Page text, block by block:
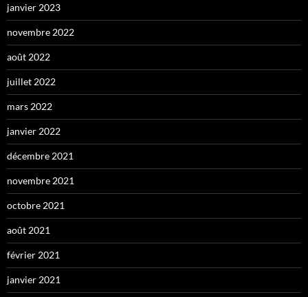
janvier 2023
novembre 2022
août 2022
juillet 2022
mars 2022
janvier 2022
décembre 2021
novembre 2021
octobre 2021
août 2021
février 2021
janvier 2021